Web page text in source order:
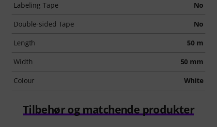
Labeling Tape No
Double-sided Tape No
Length 50 m
Width 50 mm
Colour White
Tilbehør og matchende produkter